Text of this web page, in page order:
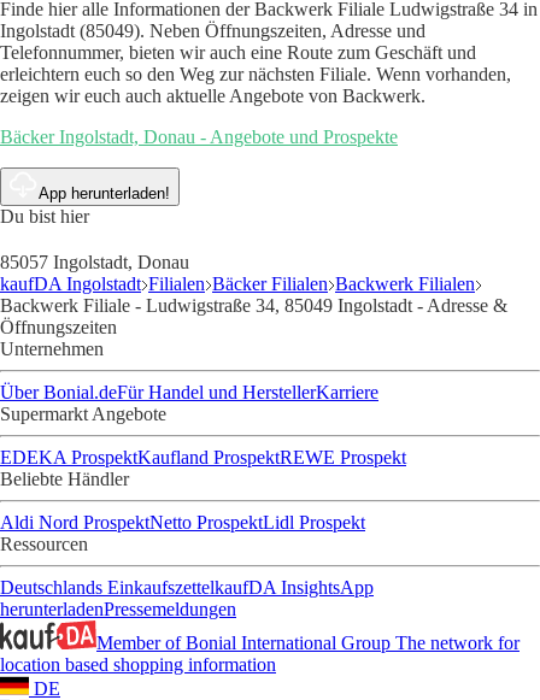
Finde hier alle Informationen der Backwerk Filiale Ludwigstraße 34 in
Ingolstadt (85049). Neben Öffnungszeiten, Adresse und
Telefonnummer, bieten wir auch eine Route zum Geschäft und
erleichtern euch so den Weg zur nächsten Filiale. Wenn vorhanden,
zeigen wir euch auch aktuelle Angebote von Backwerk.
Bäcker Ingolstadt, Donau - Angebote und Prospekte
App herunterladen!
Du bist hier
85057 Ingolstadt, Donau
kaufDA Ingolstadt Filialen Bäcker Filialen Backwerk Filialen
Backwerk Filiale - Ludwigstraße 34, 85049 Ingolstadt - Adresse &
Öffnungszeiten
Unternehmen
Über Bonial.deFür Handel und HerstellerKarriere
Supermarkt Angebote
EDEKA ProspektKaufland ProspektREWE Prospekt
Beliebte Händler
Aldi Nord ProspektNetto ProspektLidl Prospekt
Ressourcen
Deutschlands EinkaufszettelkaufDA InsightsApp
herunterladenPressemeldungen
Member of Bonial International Group The network for
location based shopping information
DE